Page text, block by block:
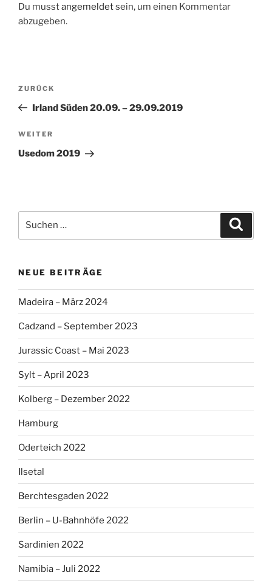
Du musstangemeldetsein, um einen Kommentar
abzugeben.
Beitragsnavigation
Vorheriger
Beitrag
ZURÜCK
Irland Süden 20.09. – 29.09.2019
Nächster
Beitrag
WEITER
Usedom 2019
nach:
NEUE BEITRÄGE
Madeira – März 2024
Cadzand – September 2023
Jurassic Coast – Mai 2023
Sylt – April 2023
Kolberg – Dezember 2022
Hamburg
Oderteich 2022
Ilsetal
Berchtesgaden 2022
Berlin – U-Bahnhöfe 2022
Sardinien 2022
Namibia – Juli 2022